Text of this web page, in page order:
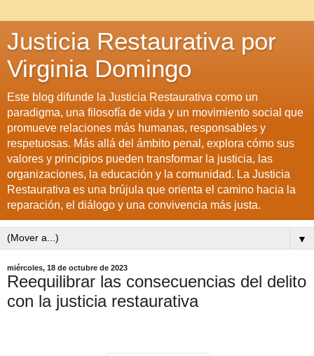
Justicia Restaurativa por
Virginia Domingo
Este blog difunde la Justicia Restaurativa como un
paradigma, una filosofía de vida y un movimiento social que
promueve relaciones más humanas, responsables y
respetuosas. Más allá del ámbito penal, explora cómo sus
valores y principios pueden transformar la justicia, las
organizaciones, la educación y la comunidad. La Justicia
Restaurativa es una brújula que orienta el camino hacia la
reparación, el diálogo y una convivencia más justa.
▼
miércoles, 18 de octubre de 2023
Reequilibrar las consecuencias del delito
con la justicia restaurativa